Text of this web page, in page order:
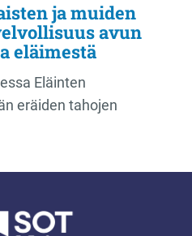
ja muiden
avun
eläimestä
Eläinten
eräiden tahojen